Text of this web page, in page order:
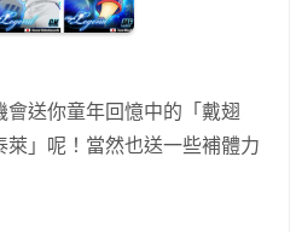
送你童年回憶中的「戴翅
」呢！當然也送一些補體力